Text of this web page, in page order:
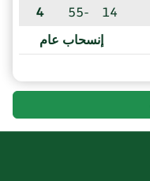
14
-55
4
إنسحاب عام